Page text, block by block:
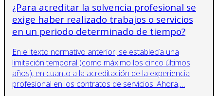
¿Para acreditar la solvencia profesional se
exige haber realizado trabajos o servicios
en un periodo determinado de tiempo?
En el texto normativo anterior, se establecía una
limitación temporal (como máximo los cinco últimos
años), en cuanto a la acreditación de la experiencia
profesional en los contratos de servicios. Ahora,…